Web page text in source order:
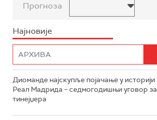
Прогноза
Најновије
Диоманде најскупље појачање у историји
Реал Мадрида – седмогодишњи уговор за
тинејџера